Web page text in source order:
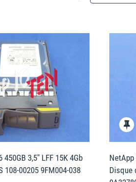
450GB 3,5" LFF 15K 4Gb
108-00205 9FM004-038
NetApp
Disque